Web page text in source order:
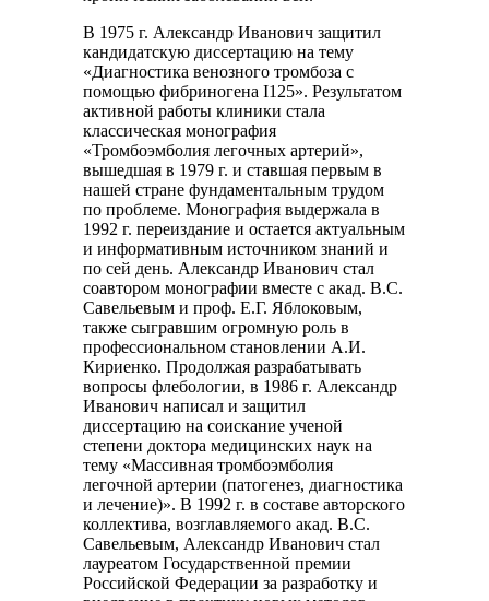
В 1975 г. Александр Иванович защитил
кандидатскую диссертацию на тему
«Диагностика венозного тромбоза с
помощью фибриногена I125». Результатом
активной работы клиники стала
классическая монография
«Тромбоэмболия легочных артерий»,
вышедшая в 1979 г. и ставшая первым в
нашей стране фундаментальным трудом
по проблеме. Монография выдержала в
1992 г. переиздание и остается актуальным
и информативным источником знаний и
по сей день. Александр Иванович стал
соавтором монографии вместе с акад. В.С.
Савельевым и проф. Е.Г. Яблоковым,
также сыгравшим огромную роль в
профессиональном становлении А.И.
Кириенко. Продолжая разрабатывать
вопросы флебологии, в 1986 г. Александр
Иванович написал и защитил
диссертацию на соискание ученой
степени доктора медицинских наук на
тему «Массивная тромбоэмболия
легочной артерии (патогенез, диагностика
и лечение)». В 1992 г. в составе авторского
коллектива, возглавляемого акад. В.С.
Савельевым, Александр Иванович стал
лауреатом Государственной премии
Российской Федерации за разработку и